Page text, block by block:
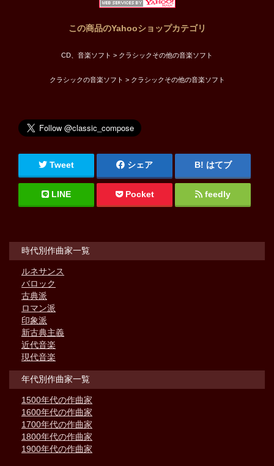
この商品のYahooショップカテゴリ
CD、音楽ソフト > クラシックその他の音楽ソフト
クラシックの音楽ソフト > クラシックその他の音楽ソフト
Tweet シェア はてブ
LINE Pocket feedly
時代別作曲家一覧
ルネサンス
バロック
古典派
ロマン派
印象派
新古典主義
近代音楽
現代音楽
年代別作曲家一覧
1500年代の作曲家
1600年代の作曲家
1700年代の作曲家
1800年代の作曲家
1900年代の作曲家